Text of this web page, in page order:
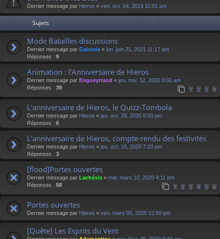
Dernier message par Hieros « ven. oct. 04, 2019 11:01 am
Sujets
Mode Batailles discussions
Dernier message par Galateia « lun. juin 21, 2021 11:17 am
Réponses : 9
Animation : l'Anniversaire de Hieros
Dernier message par Engueyrrand « jeu. nov. 12, 2020 9:02 am
Réponses : 39 1 2 3 4
L'anniversaire de Hieros, le Quizz-Tombola
Dernier message par Hieros « jeu. oct. 29, 2020 8:00 pm
Réponses : 6
L'anniversaire de Hieros, compte-rendu des festivités
Dernier message par Hieros « jeu. oct. 15, 2020 7:20 pm
Réponses : 3
[flood]Portes ouvertes
Dernier message par Lachésis « mar. mars 10, 2020 4:11 pm
Réponses : 58 1 2 3 4 5 6
Portes ouvertes
Dernier message par Hieros « ven. mars 06, 2020 12:50 pm
[Quête] Les Esprits du Vent